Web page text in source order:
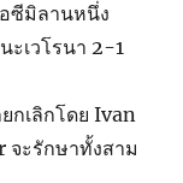
ซีมิลานหนึ่ง
ะเวโรนา 2-1
กเลิกโดย Ivan
ะรักษาทั้งสาม